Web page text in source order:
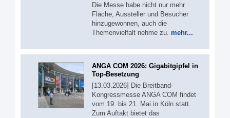
Die Messe habe nicht nur mehr
Fläche, Aussteller und Besucher
hinzugewonnen, auch die
Themenvielfalt nehme zu. mehr...
ANGA COM 2026: Gigabitgipfel in
Top-Besetzung
[13.03.2026] Die Breitband-
Kongressmesse ANGA COM findet
vom 19. bis 21. Mai in Köln statt.
Zum Auftakt bietet das